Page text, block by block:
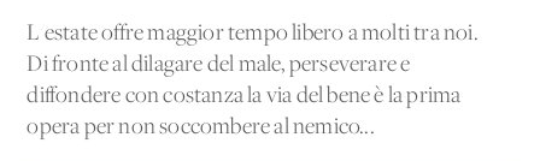
L'estate offre maggior tempo libero a molti tra noi.
Di fronte al dilagare del male, perseverare e
diffondere con costanza la via del bene è la prima
opera per non soccombere al nemico...